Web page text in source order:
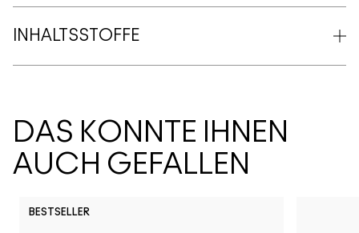
INHALTSSTOFFE
DAS KÖNNTE IHNEN
AUCH GEFALLEN
BESTSELLER